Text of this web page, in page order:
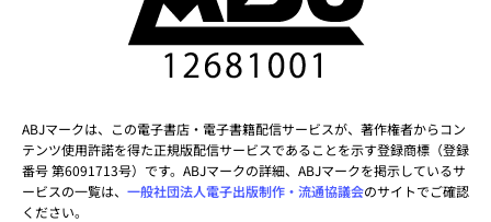
ABJマークは、この電子書店・電子書籍配信サービスが、著作権者からコン
テンツ使用許諾を得た正規版配信サービスであることを示す登録商標（登録
番号 第6091713号）です。ABJマークの詳細、ABJマークを掲示しているサ
ービスの一覧は、 一般社団法人電子出版制作・流通協議会のサイトでご確認
ください。